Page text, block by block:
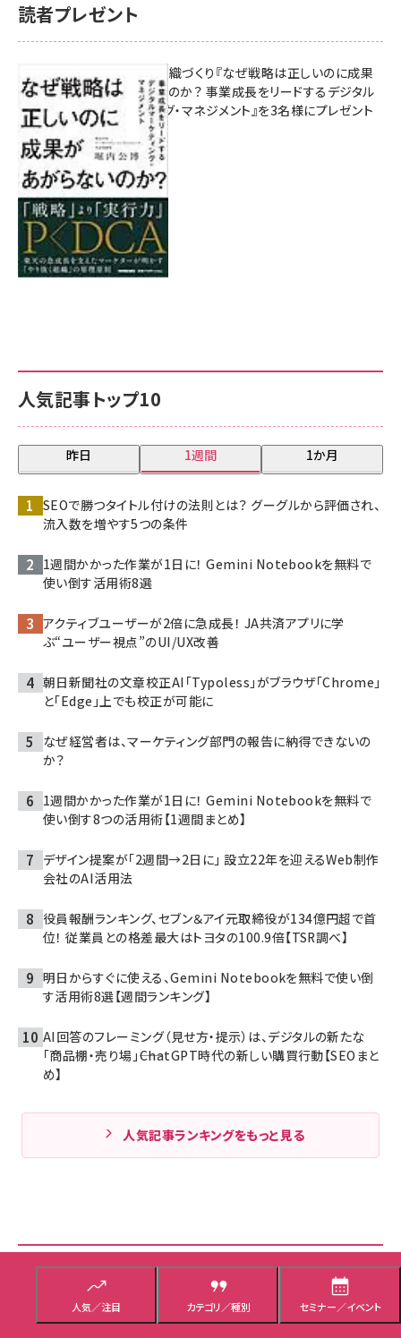
人気／注目 カテゴリ／種別 セミナー／イベント
人気記事トップ10
昨日 1週間 1か月
SEOで勝つタイトル付けの法則とは？ グーグルから評価され、
流入数を増やす5つの条件
1週間かかった作業が1日に！ Gemini Notebookを無料で
使い倒す活用術8選
アクティブユーザーが2倍に急成長！ JA共済アプリに学
ぶ“ユーザー視点”のUI/UX改善
朝日新聞社の文章校正AI「Typoless」がブラウザ「Chrome」
と「Edge」上でも校正が可能に
なぜ経営者は、マーケティング部門の報告に納得できないの
か？
1週間かかった作業が1日に！ Gemini Notebookを無料で
使い倒す8つの活用術【1週間まとめ】
デザイン提案が「2週間→2日に」 設立22年を迎えるWeb制作
会社のAI活用法
役員報酬ランキング、セブン＆アイ元取締役が134億円超で首
位！ 従業員との格差最大はトヨタの100.9倍【TSR調べ】
明日からすぐに使える、Gemini Notebookを無料で使い倒
す活用術8選【週間ランキング】
AI回答のフレーミング（見せ方・提示）は、デジタルの新たな
「商品棚・売り場」――ChatGPT時代の新しい購買行動【SEOまと
め】
人気記事ランキングをもっと見る
読者プレゼント
成果を生む組織づくり『なぜ戦略は正しいのに成果
があがらないのか？ 事業成長をリードするデジタル
マーケティング・マネジメント』を3名様にプレゼント
8月7日 10:00
企画広告も役立つ情報バッチリ！ Sponsored